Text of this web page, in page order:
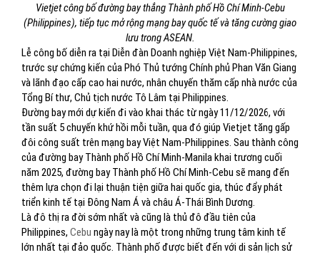
Vietjet công bố đường bay thẳng Thành phố Hồ Chí Minh-Cebu
(Philippines), tiếp tục mở rộng mạng bay quốc tế và tăng cường giao
lưu trong ASEAN.
Lễ công bố diễn ra tại Diễn đàn Doanh nghiệp Việt Nam-Philippines,
trước sự chứng kiến của Phó Thủ tướng Chính phủ Phan Văn Giang
và lãnh đạo cấp cao hai nước, nhân chuyến thăm cấp nhà nước của
Tổng Bí thư, Chủ tịch nước Tô Lâm tại Philippines.
Đường bay mới dự kiến đi vào khai thác từ ngày 11/12/2026, với
tần suất 5 chuyến khứ hồi mỗi tuần, qua đó giúp Vietjet tăng gấp
đôi công suất trên mạng bay Việt Nam-Philippines. Sau thành công
của đường bay Thành phố Hồ Chí Minh-Manila khai trương cuối
năm 2025, đường bay Thành phố Hồ Chí Minh-Cebu sẽ mang đến
thêm lựa chọn đi lại thuận tiện giữa hai quốc gia, thúc đẩy phát
triển kinh tế tại Đông Nam Á và châu Á-Thái Bình Dương.
Là đô thị ra đời sớm nhất và cũng là thủ đô đầu tiên của
Philippines, Cebu ngày nay là một trong những trung tâm kinh tế
lớn nhất tại đảo quốc. Thành phố được biết đến với di sản lịch sử